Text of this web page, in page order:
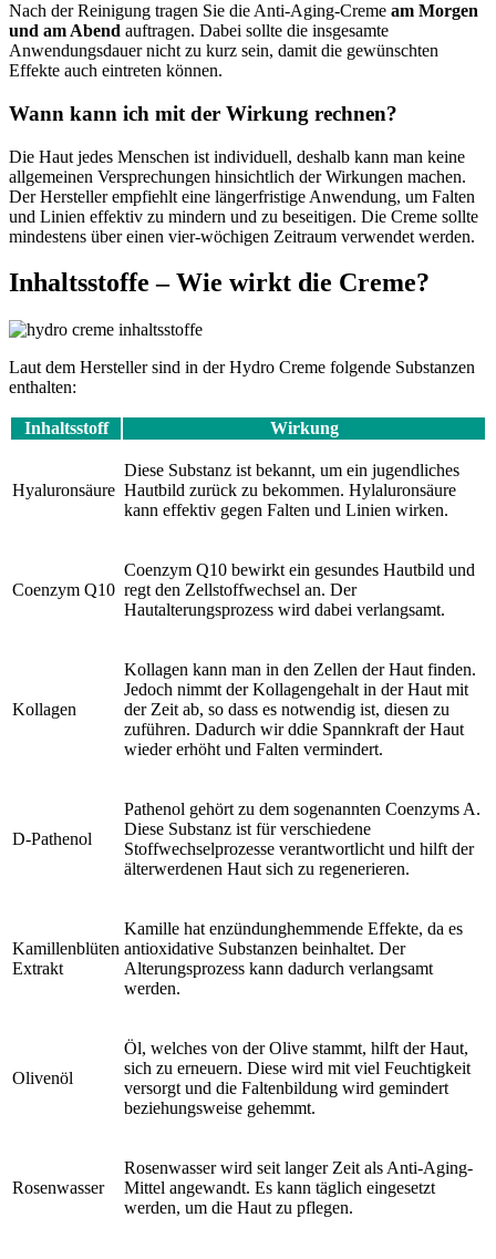
Nach der Reinigung tragen Sie die Anti-Aging-Creme am Morgen
und am Abend auftragen. Dabei sollte die insgesamte
Anwendungsdauer nicht zu kurz sein, damit die gewünschten
Effekte auch eintreten können.
Wann kann ich mit der Wirkung rechnen?
Die Haut jedes Menschen ist individuell, deshalb kann man keine
allgemeinen Versprechungen hinsichtlich der Wirkungen machen.
Der Hersteller empfiehlt eine längerfristige Anwendung, um Falten
und Linien effektiv zu mindern und zu beseitigen. Die Creme sollte
mindestens über einen vier-wöchigen Zeitraum verwendet werden.
Inhaltsstoffe – Wie wirkt die Creme?
Laut dem Hersteller sind in der Hydro Creme folgende Substanzen
enthalten:
Inhaltsstoff Wirkung
Hyaluronsäure
Diese Substanz ist bekannt, um ein jugendliches
Hautbild zurück zu bekommen. Hylaluronsäure
kann effektiv gegen Falten und Linien wirken.
Coenzym Q10
Coenzym Q10 bewirkt ein gesundes Hautbild und
regt den Zellstoffwechsel an. Der
Hautalterungsprozess wird dabei verlangsamt.
Kollagen
Kollagen kann man in den Zellen der Haut finden.
Jedoch nimmt der Kollagengehalt in der Haut mit
der Zeit ab, so dass es notwendig ist, diesen zu
zuführen. Dadurch wir ddie Spannkraft der Haut
wieder erhöht und Falten vermindert.
D-Pathenol
Pathenol gehört zu dem sogenannten Coenzyms A.
Diese Substanz ist für verschiedene
Stoffwechselprozesse verantwortlicht und hilft der
älterwerdenen Haut sich zu regenerieren.
Kamillenblüten
Extrakt
Kamille hat enzündunghemmende Effekte, da es
antioxidative Substanzen beinhaltet. Der
Alterungsprozess kann dadurch verlangsamt
werden.
Olivenöl
Öl, welches von der Olive stammt, hilft der Haut,
sich zu erneuern. Diese wird mit viel Feuchtigkeit
versorgt und die Faltenbildung wird gemindert
beziehungsweise gehemmt.
Rosenwasser
Rosenwasser wird seit langer Zeit als Anti-Aging-
Mittel angewandt. Es kann täglich eingesetzt
werden, um die Haut zu pflegen.